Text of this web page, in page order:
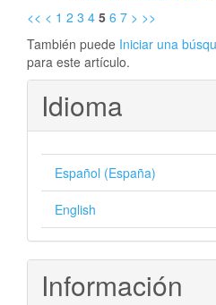
<< < 1 2 3 4 5 6 7 > >>
También puede Iniciar una
para este artículo.
Idioma
Español (España)
English
Información